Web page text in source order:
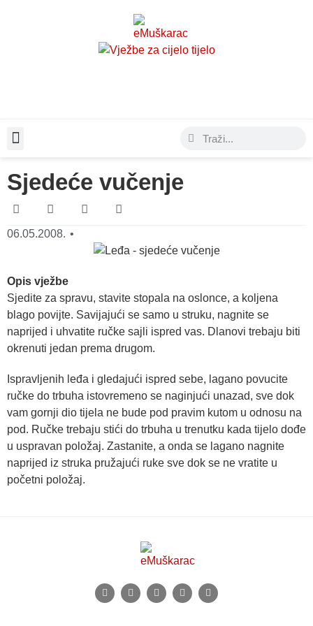
Sjedeće vučenje
06.05.2008. •
Opis vježbe
Sjedite za spravu, stavite stopala na oslonce, a koljena
blago povijte. Savijajući se samo u struku, nagnite se
naprijed i uhvatite ručke sajli ispred vas. Dlanovi trebaju biti
okrenuti jedan prema drugom.
Ispravljenih leđa i gledajući ispred sebe, lagano povucite
ručke do trbuha istovremeno se naginjući unazad, sve dok
vam gornji dio tijela ne bude pod pravim kutom u odnosu na
pod. Ručke trebaju stići do trbuha u trenutku kada tijelo dođe
u uspravan položaj. Zastanite, a onda se lagano nagnite
naprijed iz struka pružajući ruke sve dok se ne vratite u
početni položaj.